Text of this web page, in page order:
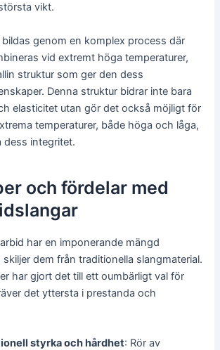
vikt.
genom en komplex process där
vid extremt höga temperaturer,
struktur som ger den dess
Denna struktur bidrar inte bara
elasticitet utan gör det också möjligt för
temperaturer, både höga och låga,
dess integritet.
och fördelar med
har en imponerande mängd
dem från traditionella slangmaterial.
har gjort det till ett oumbärligt val för
det yttersta i prestanda och
styrka och hårdhet: Rör av